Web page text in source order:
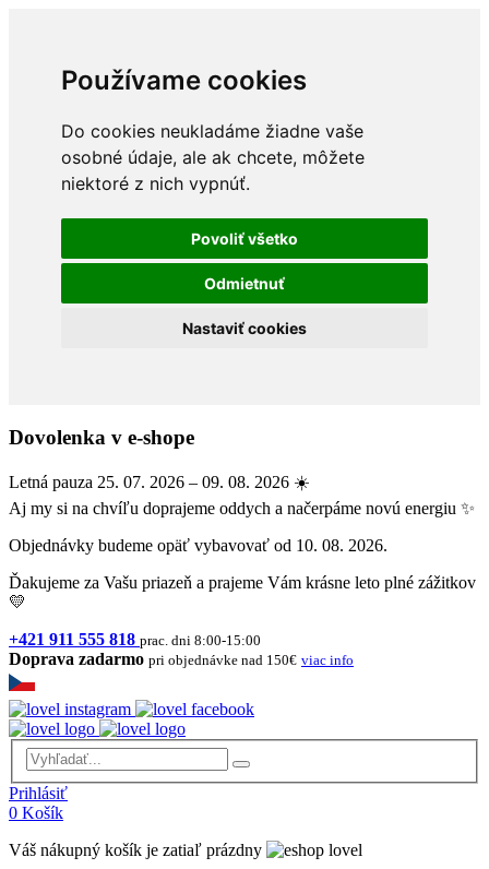
Používame cookies
Do cookies neukladáme žiadne vaše
osobné údaje, ale ak chcete, môžete
niektoré z nich vypnúť.
Povoliť všetko
Odmietnuť
Nastaviť cookies
Dovolenka v e-shope
Letná pauza 25. 07. 2026 – 09. 08. 2026 ☀️
Aj my si na chvíľu doprajeme oddych a načerpáme novú energiu ✨
Objednávky budeme opäť vybavovať od 10. 08. 2026.
Ďakujeme za Vašu priazeň a prajeme Vám krásne leto plné zážitkov
💛
+421 911 555 818 prac. dni 8:00-15:00
Doprava zadarmo pri objednávke nad 150€ viac info
Prihlásiť
0 Košík
Váš nákupný košík je zatiaľ prázdny